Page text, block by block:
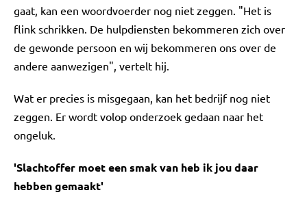
gaat, kan een woordvoerder nog niet zeggen. "Het is
flink schrikken. De hulpdiensten bekommeren zich over
de gewonde persoon en wij bekommeren ons over de
andere aanwezigen", vertelt hij.
Wat er precies is misgegaan, kan het bedrijf nog niet
zeggen. Er wordt volop onderzoek gedaan naar het
ongeluk.
'Slachtoffer moet een smak van heb ik jou daar
hebben gemaakt'